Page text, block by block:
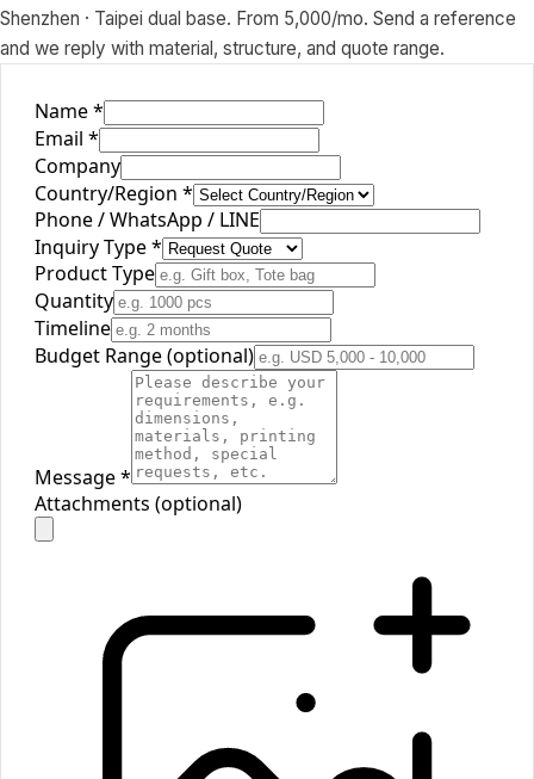
Shenzhen · Taipei dual base. From 5,000/mo. Send a reference
and we reply with material, structure, and quote range.
Name*
Email *
Company
Country/Region *
Phone / WhatsApp / LINE
Inquiry Type*
Product Type
Quantity
Timeline
Budget Range (optional)
Message*
Attachments (optional)